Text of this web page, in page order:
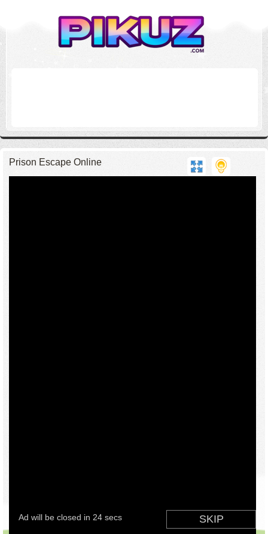
Prison Escape Online